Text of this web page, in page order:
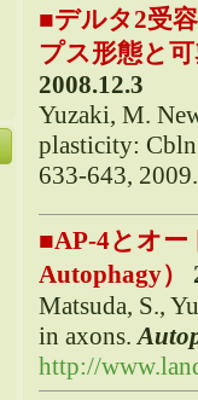
■デルタ2受
プス形態と
2008.12.3
Yuzaki, M.
plasticity:
633-643,
■AP-4とオー
Autophagy）
Matsuda, S.,
in axons.
http://